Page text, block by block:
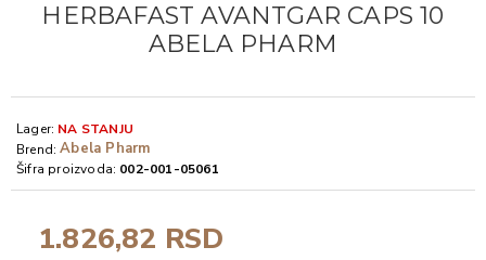
HERBAFAST AVANTGAR CAPS 10
ABELA PHARM
1.826,82 RSD
Lager: NA STANJU
Brend: Abela Pharm
Šifra proizvoda: 002-001-05061